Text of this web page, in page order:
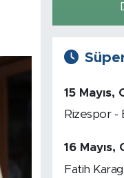
15 Mayıs,
Rizespor -
16 Mayıs,
Fatih